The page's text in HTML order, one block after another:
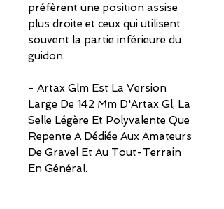
préfèrent une position assise
plus droite et ceux qui utilisent
souvent la partie inférieure du
guidon.
- Artax Glm Est La Version
Large De 142 Mm D'Artax Gl, La
Selle Légère Et Polyvalente Que
Repente A Dédiée Aux Amateurs
De Gravel Et Au Tout-Terrain
En Général.